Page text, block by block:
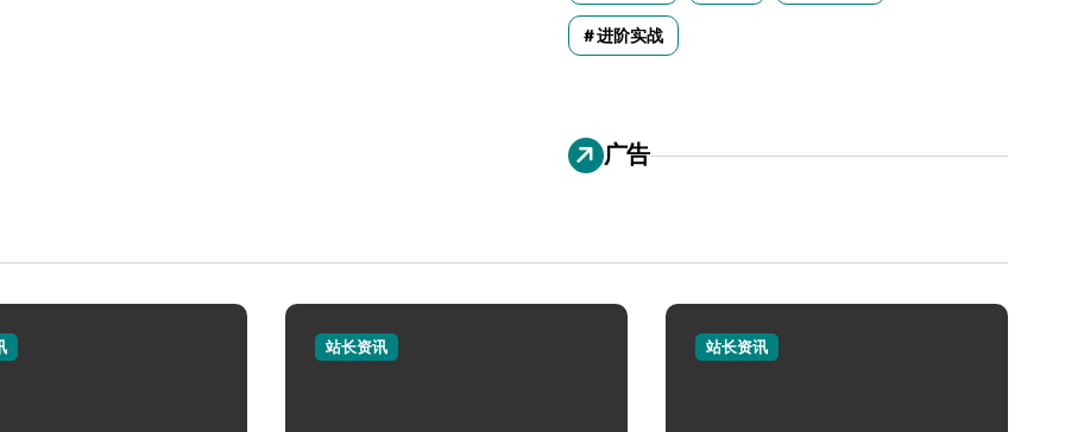
进阶实战
广告
站长资讯 站长资讯